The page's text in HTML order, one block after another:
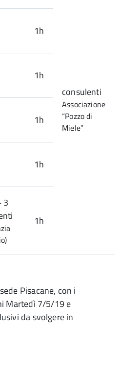
consulenti
Associazione
“Pozzo di
Miele”
1h
1h
1h
1h
3
1h
Pisacane, con i
Martedì 7/5/19 e
da svolgere in